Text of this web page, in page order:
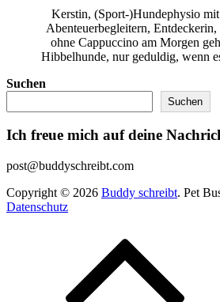
Kerstin, (Sport-)Hundephysio mit
Abenteuerbegleitern,
ohne Cappuccino am Morgen
Hibbelhunde, nur geduldig, wenn
Suchen
Suchen
Ich freue mich auf deine
post@buddyschreibt.com
Copyright © 2026 Buddy schreibt. Pet
Datenschutz